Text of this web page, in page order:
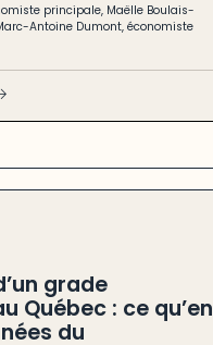
principale, Maëlle Boulais-
Antoine Dumont, économiste
grade
Québec : ce qu’en
du